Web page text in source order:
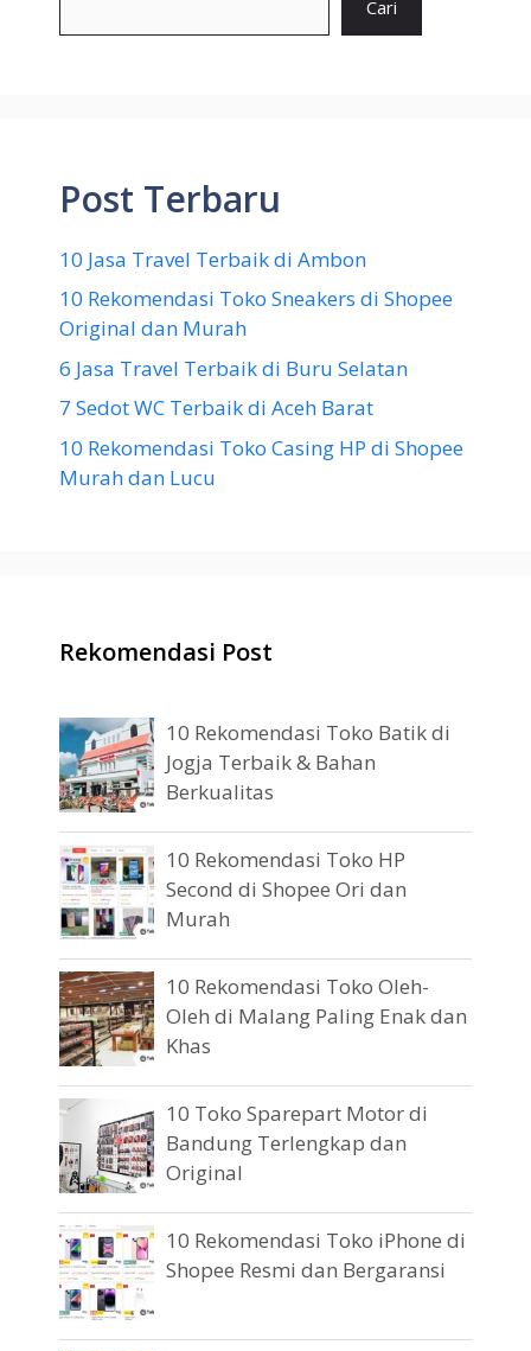
Cari
Post Terbaru
10 Jasa Travel Terbaik di Ambon
10 Rekomendasi Toko Sneakers di Shopee
Original dan Murah
6 Jasa Travel Terbaik di Buru Selatan
7 Sedot WC Terbaik di Aceh Barat
10 Rekomendasi Toko Casing HP di Shopee
Murah dan Lucu
Rekomendasi Post
10 Rekomendasi Toko Batik di
Jogja Terbaik & Bahan
Berkualitas
10 Rekomendasi Toko HP
Second di Shopee Ori dan
Murah
10 Rekomendasi Toko Oleh-
Oleh di Malang Paling Enak dan
Khas
10 Toko Sparepart Motor di
Bandung Terlengkap dan
Original
10 Rekomendasi Toko iPhone di
Shopee Resmi dan Bergaransi